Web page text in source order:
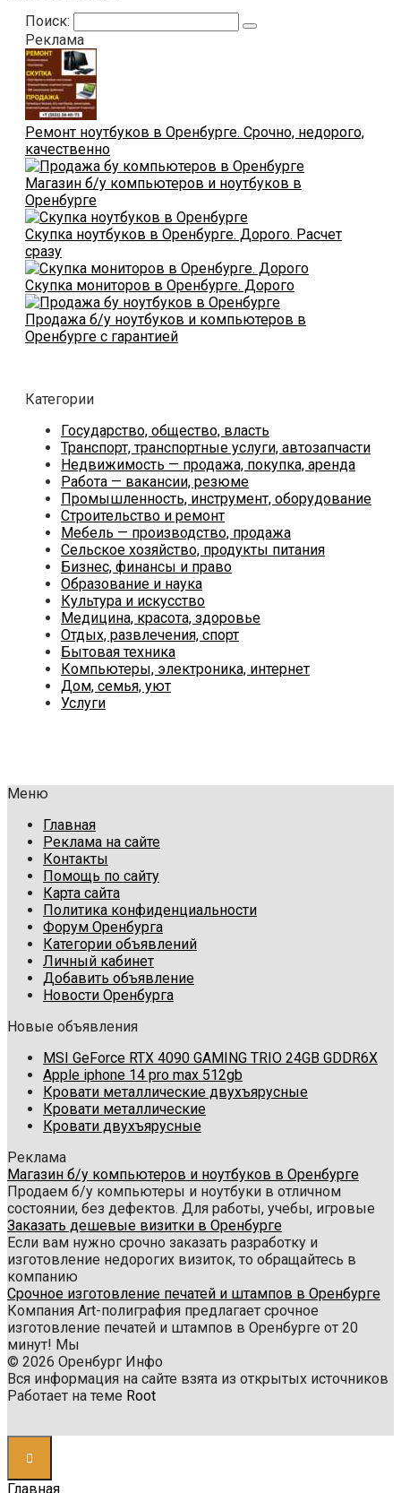
Поиск:
Реклама
Ремонт ноутбуков в Оренбурге. Срочно, недорого,
качественно
Магазин б/у компьютеров и ноутбуков в
Оренбурге
Скупка ноутбуков в Оренбурге. Дорого. Расчет
сразу
Скупка мониторов в Оренбурге. Дорого
Продажа б/у ноутбуков и компьютеров в
Оренбурге с гарантией
Категории
Государство, общество, власть
Транспорт, транспортные услуги, автозапчасти
Недвижимость — продажа, покупка, аренда
Работа — вакансии, резюме
Промышленность, инструмент, оборудование
Строительство и ремонт
Мебель — производство, продажа
Сельское хозяйство, продукты питания
Бизнес, финансы и право
Образование и наука
Культура и искусство
Медицина, красота, здоровье
Отдых, развлечения, спорт
Бытовая техника
Компьютеры, электроника, интернет
Дом, семья, уют
Услуги
Меню
Главная
Реклама на сайте
Контакты
Помощь по сайту
Карта сайта
Политика конфиденциальности
Форум Оренбурга
Категории объявлений
Личный кабинет
Добавить объявление
Новости Оренбурга
Новые объявления
MSI GeForce RTX 4090 GAMING TRIO 24GB GDDR6X
Apple iphone 14 pro max 512gb
Кровати металлические двухъярусные
Кровати металлические
Кровати двухъярусные
Реклама
Магазин б/у компьютеров и ноутбуков в Оренбурге
Продаем б/у компьютеры и ноутбуки в отличном
состоянии, без дефектов. Для работы, учебы, игровые
Заказать дешевые визитки в Оренбурге
Если вам нужно срочно заказать разработку и
изготовление недорогих визиток, то обращайтесь в
компанию
Срочное изготовление печатей и штампов в Оренбурге
Компания Art-полиграфия предлагает срочное
изготовление печатей и штампов в Оренбурге от 20
минут! Мы
© 2026 Оренбург Инфо
Вся информация на сайте взята из открытых источников
Работает на теме Root
Главная